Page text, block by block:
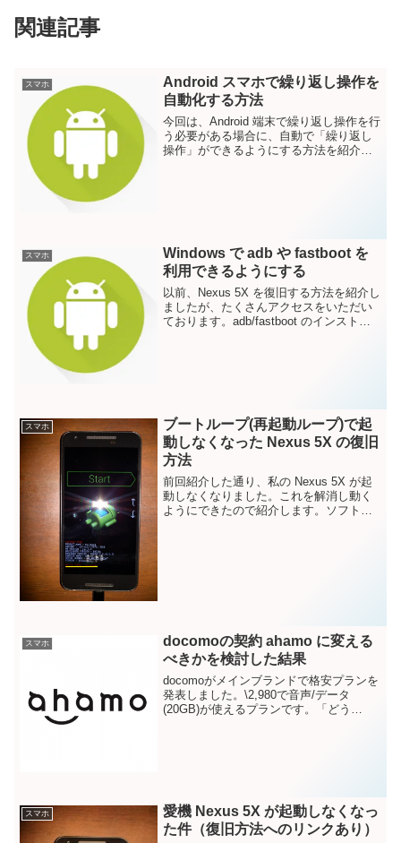
関連記事
スマホ
Android スマホで繰り返し操作を
自動化する方法
今回は、Android 端末で繰り返し操作を行
う必要がある場合に、自動で「繰り返し
操作」ができるようにする方法を紹介し
スマホ
Windows で adb や fastboot を
利用できるようにする
以前、Nexus 5X を復旧する方法を紹介し
ましたが、たくさんアクセスをいただい
ております。adb/fastboot のインストー
スマホ
ブートループ(再起動ループ)で起
動しなくなった Nexus 5X の復旧
方法
前回紹介した通り、私の Nexus 5X が起
動しなくなりました。これを解消し動く
ようにできたので紹介します。ソフト的
スマホ
docomoの契約 ahamo に変える
べきかを検討した結果
docomoがメインブランドで格安プランを
発表しました。\2,980で音声/データ
(20GB)が使えるプランです。「どう
スマホ
愛機 Nexus 5X が起動しなくなっ
た件（復旧方法へのリンクあり）